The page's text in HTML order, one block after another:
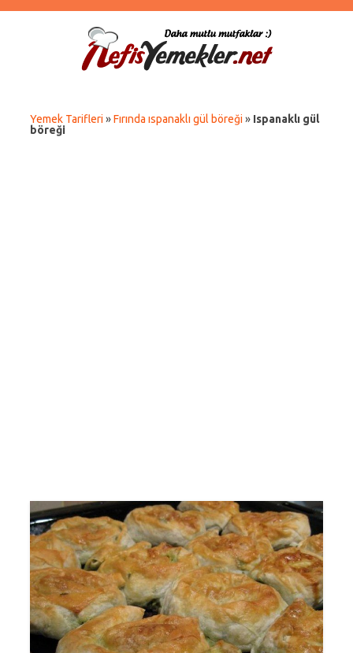
Yemek Tarifleri »Fırında ıspanaklı gül böreği » Ispanaklı gül
böreği